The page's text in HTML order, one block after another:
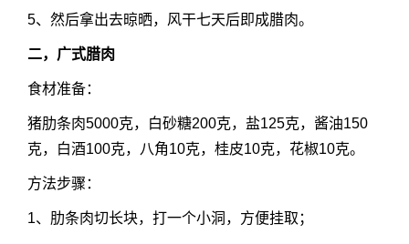
5、然后拿出去晾晒，风干七天后即成腊肉。
二，广式腊肉
食材准备：
猪肋条肉5000克，白砂糖200克，盐125克，酱油150
克，白酒100克，八角10克，桂皮10克，花椒10克。
方法步骤：
1、肋条肉切长块，打一个小洞，方便挂取；